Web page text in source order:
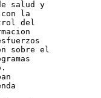
salud y
con la
del
sobre el